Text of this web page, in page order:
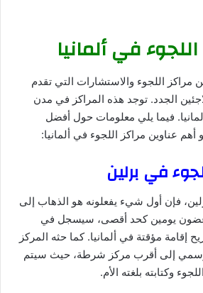
في ألمانيا
مراكز اللجوء والاستشارات التي تقدم
الجدد. توجد هذه المراكز في مدن
فيما يلي معلومات حول أفضل
عناوين مراكز اللجوء في ألمانيا:
في برلين
فإن أول شيء يفعلونه هو الذهاب إلى
غضون يومين كحد أقصى، سيسجل في
مؤقتة في ألمانيا. كما حثه المركز
إلى أقرب مركز شرطة، حيث سيتم
وكتابته بلغته الأم.